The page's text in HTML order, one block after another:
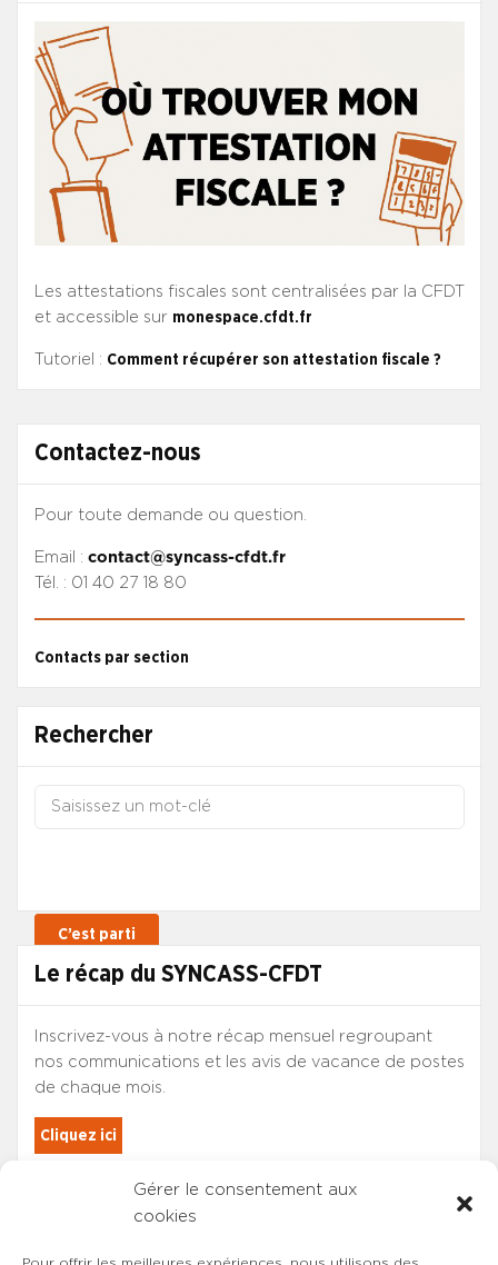
Gérer le consentement aux
cookies
Les attestations fiscales sont centralisées par la CFDT
et accessible sur monespace.cfdt.fr
Tutoriel : Comment récupérer son attestation fiscale ?
Contactez-nous
Pour toute demande ou question.
Email : contact@syncass-cfdt.fr
Tél. : 01 40 27 18 80
Contacts par section
Rechercher
Le récap du SYNCASS-CFDT
Inscrivez-vous à notre récap mensuel regroupant
nos communications et les avis de vacance de postes
de chaque mois.
Cliquez ici
Les adhérents du SYNCASS-CFDT
sont automatiquement inscrits.